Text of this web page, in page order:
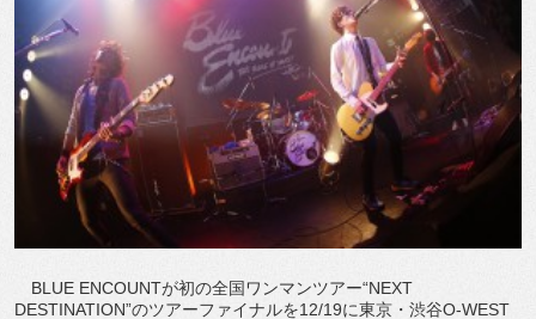
BLUE ENCOUNTが初の全国ワンマンツアー“NEXT
DESTINATION”のツアーファイナルを12/19に東京・渋谷O-WEST